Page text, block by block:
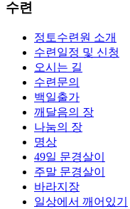
수련
정토수련원 소개
수련일정 및 신청
오시는 길
수련문의
백일출가
깨달음의 장
나눔의 장
명상
49일 문경살이
주말 문경살이
바라지장
일상에서 깨어있기